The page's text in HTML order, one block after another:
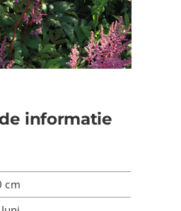
informatie
cm